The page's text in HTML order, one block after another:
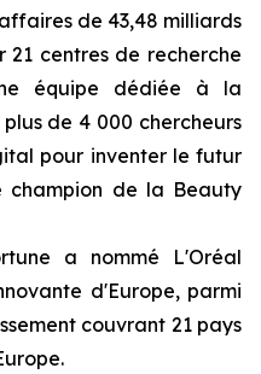
de 43,48 milliards
21 centres de recherche
équipe dédiée à la
de 4 000 chercheurs
pour inventer le futur
de la Beauty
a nommé L'Oréal
d'Europe, parmi
couvrant 21 pays